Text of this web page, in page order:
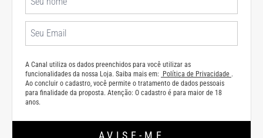
A Canal utiliza os dados preenchidos para você utilizar as
funcionalidades da nossa Loja. Saiba mais em:
Política de Privacidade .
Ao concluir o cadastro, você permite o tratamento de dados pessoais
para finalidade da proposta. Atenção: O cadastro é para maior de 18
anos.
AVISE-ME